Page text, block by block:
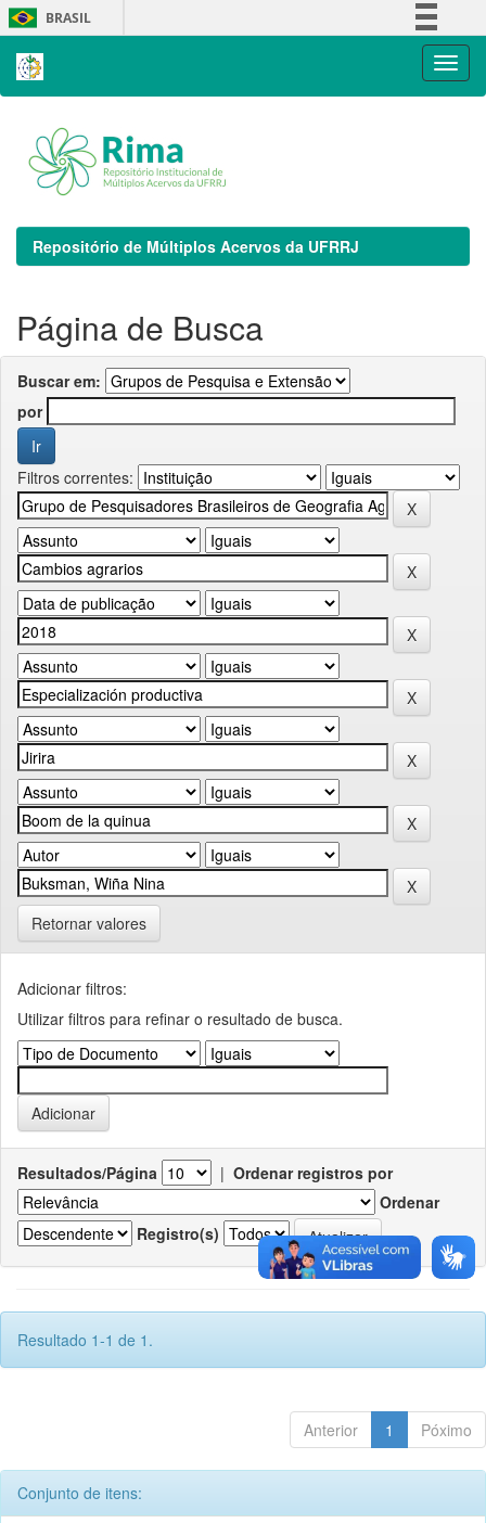
Skip
navigation
BRASIL
Repositório de Múltiplos Acervos da UFRRJ
Página de Busca
Buscar em:
por
Filtros correntes:
Retornar valores
Adicionar filtros:
Utilizar filtros para refinar o resultado de busca.
Resultados/Página | Ordenar registros por
Ordenar
Registro(s)
Resultado 1-1 de 1.
Anterior 1 Póximo
Conjunto de itens: